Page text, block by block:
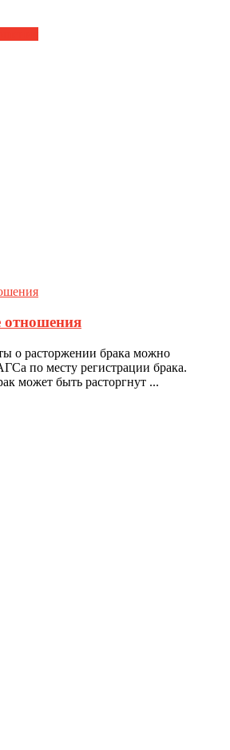
отношения
о расторжении брака можно
по месту регистрации брака.
может быть расторгнут ...